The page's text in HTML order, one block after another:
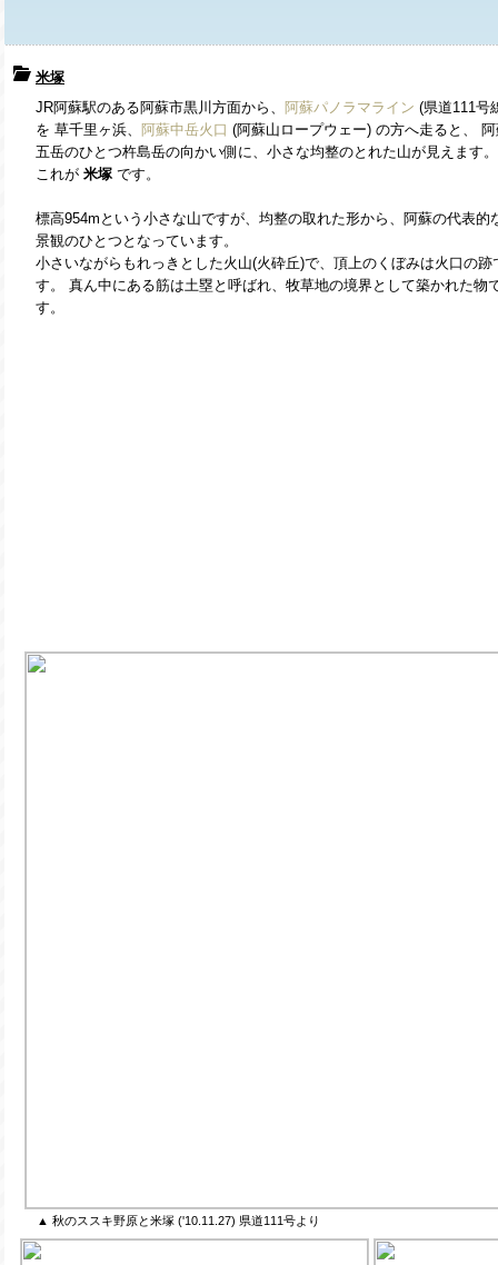
米塚
JR阿蘇駅のある阿蘇市黒川方面から、 阿蘇パノラマライン (県道111号
を 草千里ヶ浜、 阿蘇中岳火口 (阿蘇山ロープウェー) の方へ走ると、
五岳のひとつ杵島岳の向かい側に、小さな均整のとれた山が見えます。
これが 米塚 です。
標高954mという小さな山ですが、均整の取れた形から、阿蘇の代表的
景観のひとつとなっています。
小さいながらもれっきとした火山(火砕丘)で、頂上のくぼみは火口の跡
す。 真ん中にある筋は土塁と呼ばれ、牧草地の境界として築かれた物
す。
▲ 秋のススキ野原と米塚 ('10.11.27) 県道111号より